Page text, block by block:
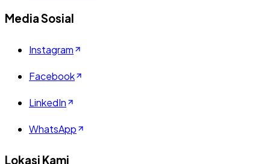
Media Sosial
Instagram
Facebook
LinkedIn
WhatsApp
Lokasi Kami